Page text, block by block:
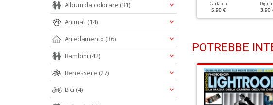
Digitale
3.90 €
Cartacea
6.90 €
Digitale Cartacea
5.90 € 3.90
POTREBBE
Album da colorare (31)
Animali (14)
Arredamento (36)
Bambini (42)
Benessere (27)
Bici (4)